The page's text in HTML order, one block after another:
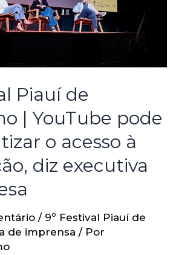
Piauí de
| YouTube pode
o acesso à
diz executiva
/ 9º Festival Piauí de
de imprensa / Por